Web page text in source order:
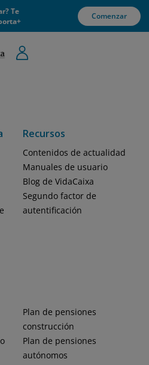
Te
Comenzar
Plan de pensiones
construcción
Plan de pensiones
autónomos
Recursos
Contenidos de actualidad
Manuales de usuario
Blog de VidaCaixa
Segundo factor de
autentificación